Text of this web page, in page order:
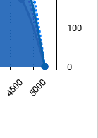
4500 5000
0
100